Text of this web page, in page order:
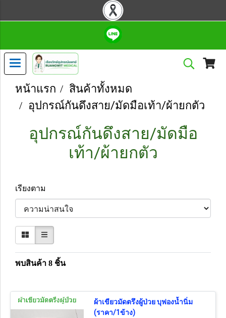
หน้าแรก
สินค้าทั้งหมด
อุปกรณ์กันดึงสาย/มัดมือเท้า/ผ้ายกตัว
อุปกรณ์กันดึงสาย/มัดมือ
เท้า/ผ้ายกตัว
เรียงตาม
พบสินค้า 8 ชิ้น
ผ้าเขียวมัดตรึงผู้ป่วย บุฟองน้ำนิ่ม
(ราคา/1ข้าง)